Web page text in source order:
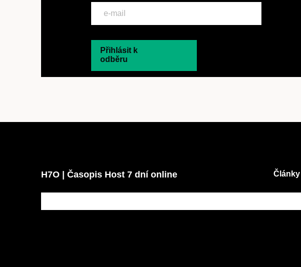
Přihlásit k
odběru
H7O | Časopis Host 7 dní online Články